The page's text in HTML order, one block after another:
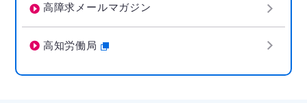
高障求メールマガジン
高知労働局